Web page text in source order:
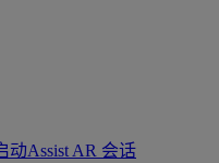
动Assist AR 会话